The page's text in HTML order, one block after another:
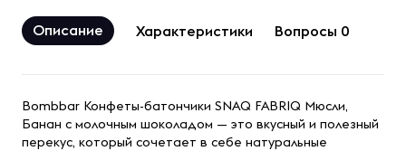
Описание Характеристики Вопросы 0
Bombbar Конфеты-батончики SNAQ FABRIQ Мюсли,
Банан с молочным шоколадом — это вкусный и полезный
перекус, который сочетает в себе натуральные